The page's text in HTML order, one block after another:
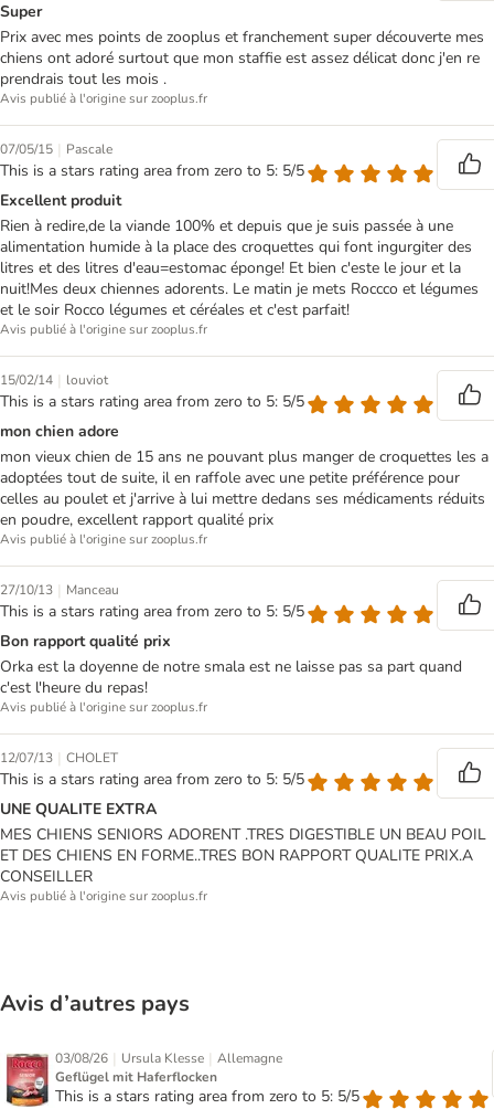
Super
Prix avec mes points de zooplus et franchement super découverte mes
chiens ont adoré surtout que mon staffie est assez délicat donc j'en re
prendrais tout les mois .
Avis publié à l'origine sur zooplus.fr
07/05/15 | Pascale
This is a stars rating area from zero to 5: 5/5
Excellent produit
Rien à redire,de la viande 100% et depuis que je suis passée à une
alimentation humide à la place des croquettes qui font ingurgiter des
litres et des litres d'eau=estomac éponge! Et bien c'este le jour et la
nuit!Mes deux chiennes adorents. Le matin je mets Roccco et légumes
et le soir Rocco légumes et céréales et c'est parfait!
Avis publié à l'origine sur zooplus.fr
15/02/14 | louviot
This is a stars rating area from zero to 5: 5/5
mon chien adore
mon vieux chien de 15 ans ne pouvant plus manger de croquettes les a
adoptées tout de suite, il en raffole avec une petite préférence pour
celles au poulet et j'arrive à lui mettre dedans ses médicaments réduits
en poudre, excellent rapport qualité prix
Avis publié à l'origine sur zooplus.fr
27/10/13 | Manceau
This is a stars rating area from zero to 5: 5/5
Bon rapport qualité prix
Orka est la doyenne de notre smala est ne laisse pas sa part quand
c'est l'heure du repas!
Avis publié à l'origine sur zooplus.fr
12/07/13 | CHOLET
This is a stars rating area from zero to 5: 5/5
UNE QUALITE EXTRA
MES CHIENS SENIORS ADORENT .TRES DIGESTIBLE UN BEAU POIL
ET DES CHIENS EN FORME..TRES BON RAPPORT QUALITE PRIX.A
CONSEILLER
Avis publié à l'origine sur zooplus.fr
Avis d’autres pays
03/08/26 | Ursula Klesse | Allemagne
Geflügel mit Haferflocken
This is a stars rating area from zero to 5: 5/5